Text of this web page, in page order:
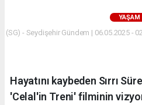
YAŞAM
(SG) - Seydişehir Gündem | 06.05.2025 -
Hayatını kaybeden Sırrı
'Celal'in Treni' filminin